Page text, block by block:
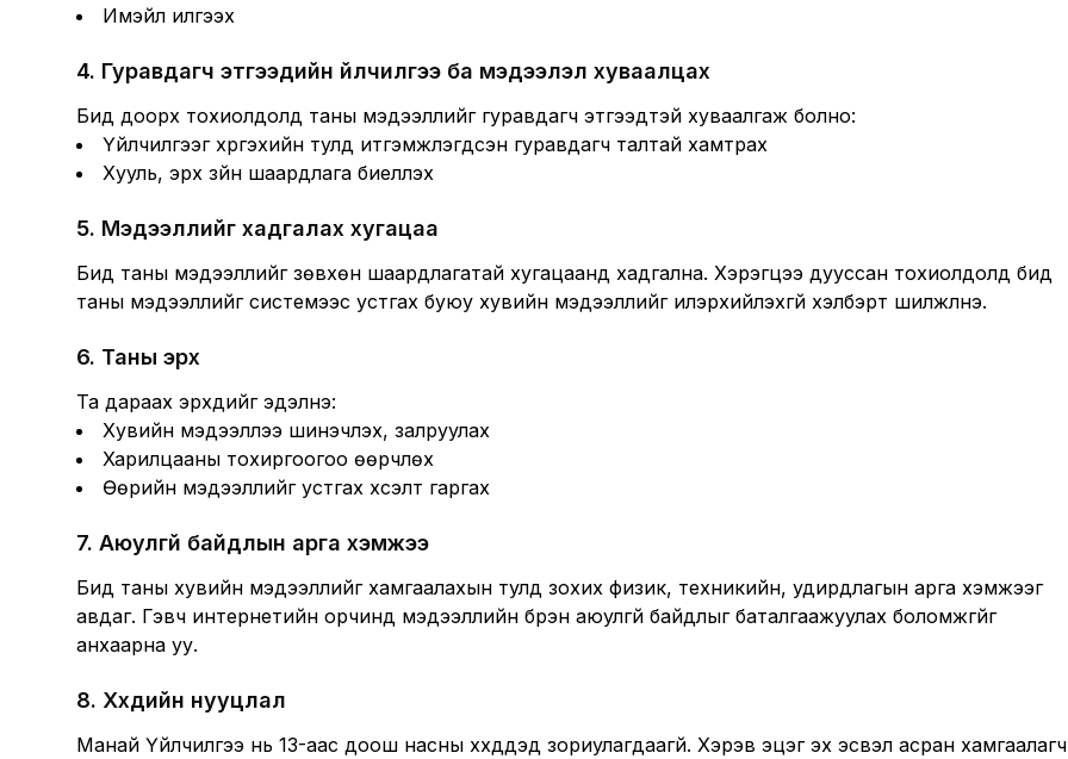
Имэйл илгээх
4. Гуравдагч этгээдийн үйлчилгээ ба мэдээлэл хуваалцах
Бид доорх тохиолдолд таны мэдээллийг гуравдагч этгээдтэй хуваалгаж болно:
Үйлчилгээг хүргэхийн тулд итгэмжлэгдсэн гуравдагч талтай хамтрах
Хууль, эрх зүйн шаардлага биелүүлэх
5. Мэдээллийг хадгалах хугацаа
Бид таны мэдээллийг зөвхөн шаардлагатай хугацаанд хадгална. Хэрэгцээ дууссан тохиолдолд бид
таны мэдээллийг системээс устгах буюу хувийн мэдээллийг илэрхийлэхгүй хэлбэрт шилжүүлнэ.
6. Таны эрх
Та дараах эрхүүдийг эдэлнэ:
Хувийн мэдээллээ шинэчлэх, залруулах
Харилцааны тохиргоогоо өөрчлөх
Өөрийн мэдээллийг устгах хүсэлт гаргах
7. Аюулгүй байдлын арга хэмжээ
Бид таны хувийн мэдээллийг хамгаалахын тулд зохих физик, техникийн, удирдлагын арга хэмжээг
авдаг. Гэвч интернетийн орчинд мэдээллийн бүрэн аюулгүй байдлыг баталгаажуулах боломжгүйг
анхаарна уу.
8. Хүүхдийн нууцлал
Манай Үйлчилгээ нь 13-аас доош насны хүүхдүүдэд зориулагдаагүй. Хэрэв эцэг эх эсвэл асран хамгаалагч